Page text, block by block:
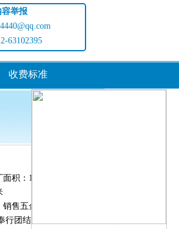
举报
63102395
收费标准
积：13000平方米，
售五金配件研发、机
团结、尊重、服务的